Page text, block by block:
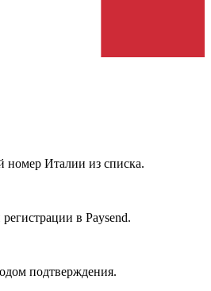
номер Италии из списка.
в Paysend.
подтверждения.